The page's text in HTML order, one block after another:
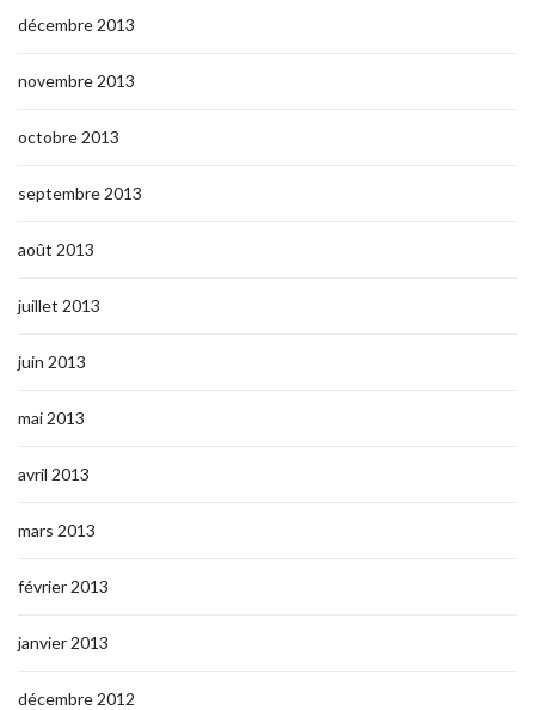
décembre 2013
novembre 2013
octobre 2013
septembre 2013
août 2013
juillet 2013
juin 2013
mai 2013
avril 2013
mars 2013
février 2013
janvier 2013
décembre 2012